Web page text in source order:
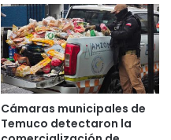
Cámaras municipales de
Temuco detectaron la